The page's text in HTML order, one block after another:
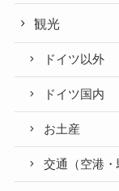
観光
ドイツ以外
ドイツ国内
お土産
交通（空港・